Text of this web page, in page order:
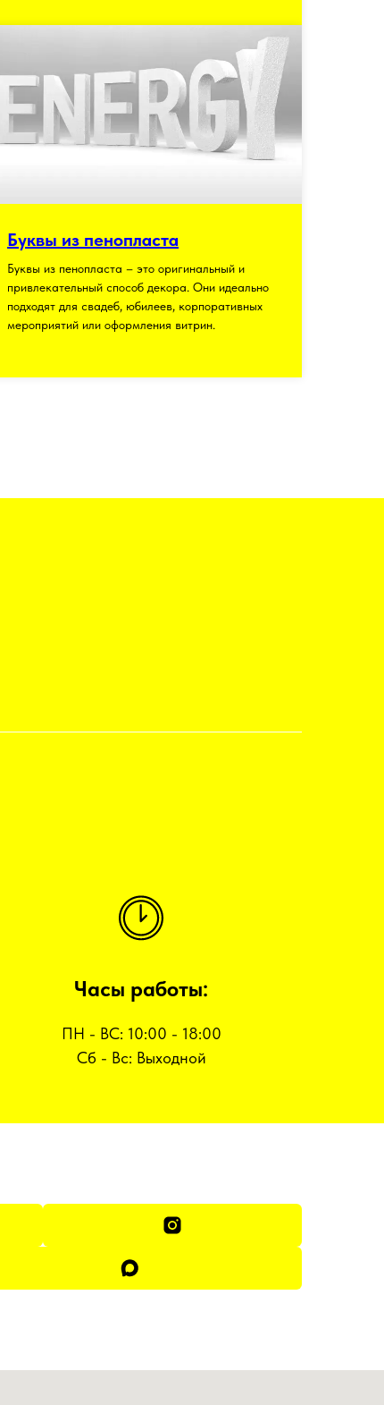
Буквы из пенопласта
Буквы из пенопласта – это оригинальный и
привлекательный способ декора. Они идеально
подходят для свадеб, юбилеев, корпоративных
мероприятий или оформления витрин.
Часы работы:
ПН - ВС: 10:00 - 18:00
Сб - Вс: Выходной